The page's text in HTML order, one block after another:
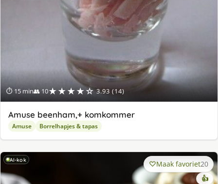
⏱ 15 min👥 10★★★★☆ 3.93 (14)
Amuse beenham,+ komkommer
Amuse Borrelhapjes & tapas
AI-kok Maak favoriet20
👍